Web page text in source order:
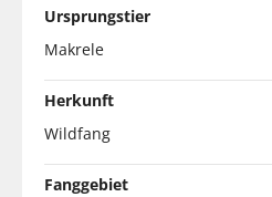
Ursprungstier
Makrele
Herkunft
Wildfang
Fanggebiet